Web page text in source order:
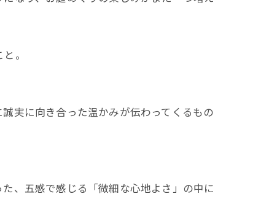
。
実に向き合った温かみが伝わってくるもの
、五感で感じる「微細な心地よさ」の中に